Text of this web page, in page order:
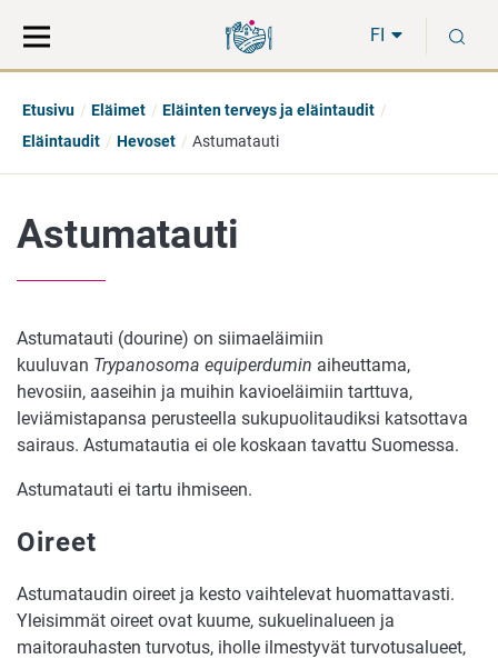
suoraan
sisältöön
koko
sivuston
FI
Etusivu Eläimet
Eläinten terveys ja eläintaudit
Eläintaudit
Hevoset Astumatauti
Astumatauti
Astumatauti (dourine) on siimaeläimiin
kuuluvan Trypanosoma equiperdumin aiheuttama,
hevosiin, aaseihin ja muihin kavioeläimiin tarttuva,
leviämistapansa perusteella sukupuolitaudiksi katsottava
sairaus. Astumatautia ei ole koskaan tavattu Suomessa.
Astumatauti ei tartu ihmiseen.
Oireet
Astumataudin oireet ja kesto vaihtelevat huomattavasti.
Yleisimmät oireet ovat kuume, sukuelinalueen ja
maitorauhasten turvotus, iholle ilmestyvät turvotusalueet,